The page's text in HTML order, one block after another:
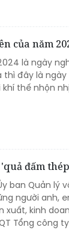
của năm
là ngày
thì đây là
thế nhộn
đấm
ban Quản
người anh,
xuất, kinh
Tổng công